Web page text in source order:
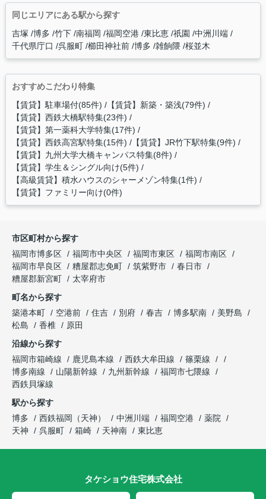
同じエリアにある駅から探す
吉塚 博多 竹下 南福岡 福岡空港 東比恵 祇園 中洲川端
千代県庁口
呉服町 櫛田神社前 博多 雑餉隈 桜並木
おすすめこだわり特集
【賃貸】駐車場付(85件) 【賃貸】新築・築浅(79件)
【賃貸】西鉄大橋駅特集(23件)
【賃貸】第一薬科大学特集(17件)
【賃貸】西鉄高宮駅特集(15件) 【賃貸】JR竹下駅特集(9件)
【賃貸】九州大学大橋キャンパス特集(8件)
【賃貸】学生＆シングル向け(5件)
【高級賃貸】積水ハウスのシャーメゾン特集(1件)
【賃貸】ファミリー向け(0件)
市区町村から探す
福岡市博多区
福岡市中央区 福岡市東区
福岡市南区
福岡市早良区
糟屋郡志免町 筑紫野市
春日市
糟屋郡新宮町
太宰府市
町名から探す
築港本町
空港前 住吉 別府 春吉 博多駅南
美野島
松島
香椎
原田
沿線から探す
福岡市箱崎線
鹿児島本線 西鉄大牟田線
篠栗線
博多南線
山陽新幹線 九州新幹線
福岡市七隈線
西鉄貝塚線
駅から探す
博多
西鉄福岡（天神） 中洲川端 福岡空港
薬院
天神
呉服町 箱崎 天神南 東比恵
タケショウ住宅株式会社